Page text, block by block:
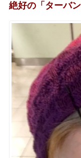
絶好の「ターバン